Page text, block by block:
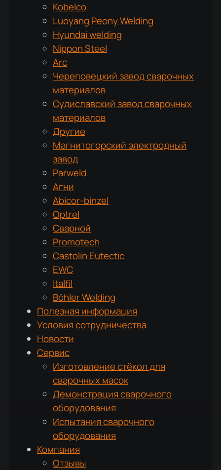
Kobelco
Luoyang Peony Welding
Hyundai welding
Nippon Steel
Arc
Череповецкий завод сварочных
материалов
Судиславский завод сварочных
материалов
Другие
Магнитогорский электродный
завод
Parweld
Агни
Abicor-binzel
Optrel
Сварной
Promotech
Castolin Eutectic
EWC
Italfil
Böhler Welding
Полезная информация
Условия сотрудничества
Новости
Сервис
Изготовление стёкол для
сварочных масок
Демонстрация сварочного
оборудования
Испытания сварочного
оборудования
Компания
Отзывы